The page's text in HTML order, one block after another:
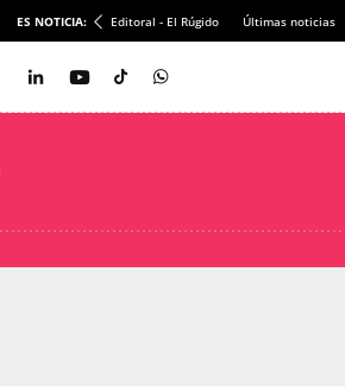
ES NOTICIA: Editoral - El Rúgido Últimas noticias